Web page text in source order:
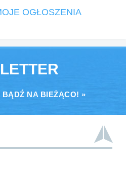
OGŁOSZENIA
BĄDŹ NA BIEŻĄCO! »